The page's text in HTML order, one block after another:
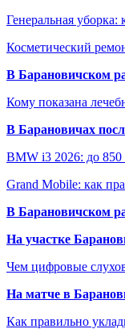
Генеральная уборка:
Косметический
В Барановичском
Кому показана
В Барановичах
BMW i3 2026: до 850
Grand Mobile: как
В Барановичском
На участке
Чем цифровые
На матче в
Как правильно